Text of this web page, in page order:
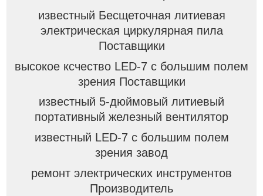
известный Бесщеточная литиевая
электрическая циркулярная пила
Поставщики
высокое ксчество LED-7 с большим полем
зрения Поставщики
известный 5-дюймовый литиевый
портативный железный вентилятор
известный LED-7 с большим полем
зрения завод
ремонт электрических инструментов
Производитель